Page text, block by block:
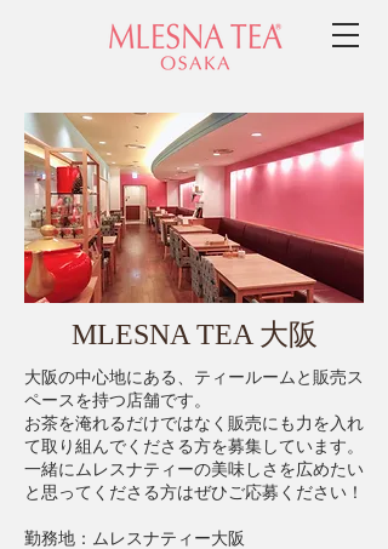
MLESNA TEA 大阪
大阪の中心地にある、ティールームと販売ス
ペースを持つ店舗です。
お茶を淹れるだけではなく販売にも力を入れ
て取り組んでくださる方を募集しています。
一緒にムレスナティーの美味しさを広めたい
と思ってくださる方はぜひご応募ください！
勤務地：ムレスナティー大阪